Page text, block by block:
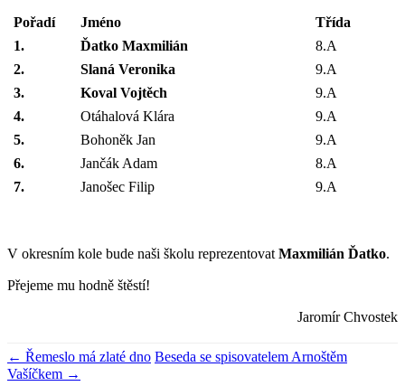
Pořadí Jméno
Třída
1.
Ďatko Maxmilián
8.A
2.
Slaná Veronika
9.A
3.
Koval Vojtěch
9.A
4.
Otáhalová Klára
9.A
5.
Bohoněk Jan
9.A
6.
Jančák Adam
8.A
7.
Janošec Filip 9.A
V okresním kole bude naši školu reprezentovat Maxmilián Ďatko.
Přejeme mu hodně štěstí!
Jaromír Chvostek
← Řemeslo má zlaté dno Beseda se spisovatelem Arnoštěm
Vašíčkem →